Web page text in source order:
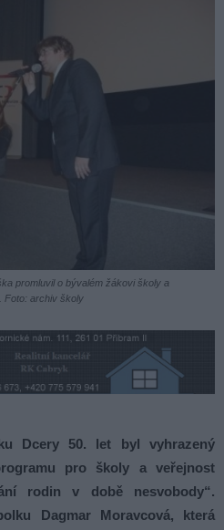
promluvil o bývalém žákovi školy a
Foto: archiv školy
Dcery 50. let byl vyhrazený
pro školy a veřejnost
rodin v době nesvobody“.
Dagmar Moravcová, která